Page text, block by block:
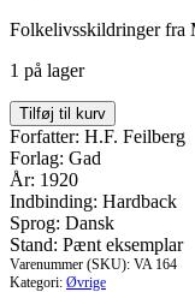
Folkelivsskildringer fra
1 på lager
Fra
heden
antal
Tilføj til kurv
Forfatter: H.F. Feilberg
Forlag: Gad
År: 1920
Indbinding: Hardback
Sprog: Dansk
Stand: Pænt eksemplar
Varenummer (SKU): VA 164
Kategori: Øvrige